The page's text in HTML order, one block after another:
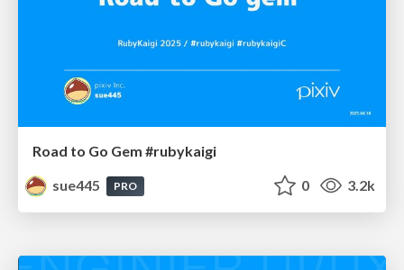
Road to Go Gem #rubykaigi
sue445
PRO 0 3.2k